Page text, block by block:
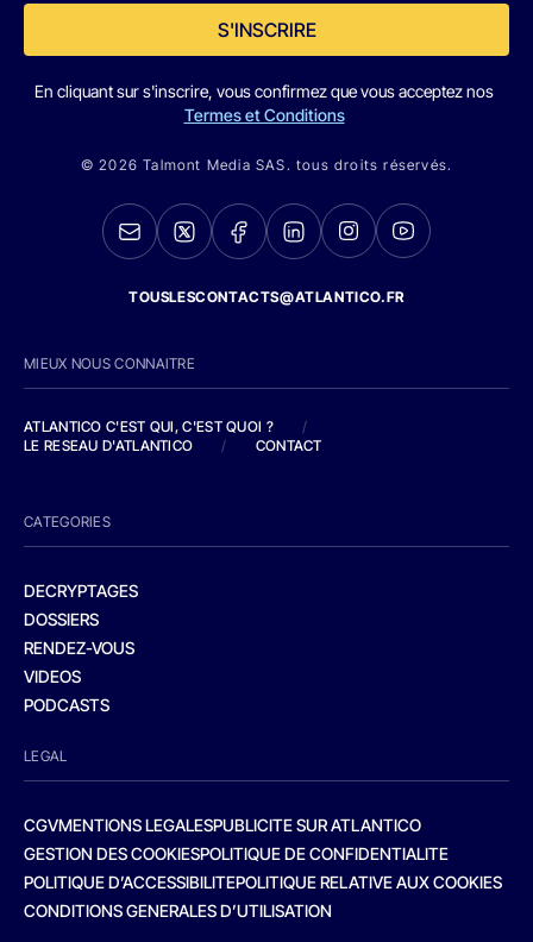
S'INSCRIRE
En cliquant sur s'inscrire, vous confirmez que vous acceptez nos
Termes et Conditions
© 2026 Talmont Media SAS. tous droits réservés.
TOUSLESCONTACTS@ATLANTICO.FR
MIEUX NOUS CONNAITRE
ATLANTICO C'EST QUI, C'EST QUOI ?
/
LE RESEAU D'ATLANTICO
/ CONTACT
CATEGORIES
DECRYPTAGES
DOSSIERS
RENDEZ-VOUS
VIDEOS
PODCASTS
LEGAL
CGVMENTIONS LEGALESPUBLICITE SUR ATLANTICO
GESTION DES COOKIESPOLITIQUE DE CONFIDENTIALITE
POLITIQUE D’ACCESSIBILITEPOLITIQUE RELATIVE AUX COOKIES
CONDITIONS GENERALES D’UTILISATION